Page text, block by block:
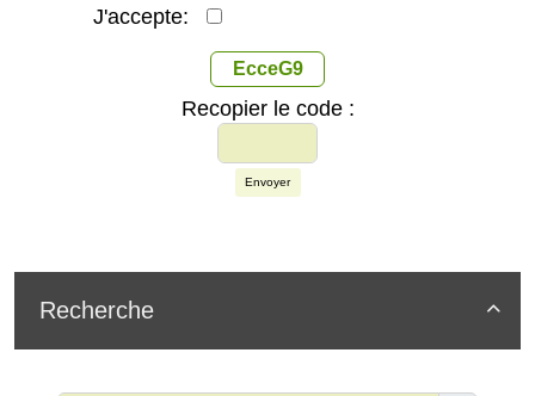
J'accepte:
EcceG9
Recopier le code :
Envoyer

Recherche